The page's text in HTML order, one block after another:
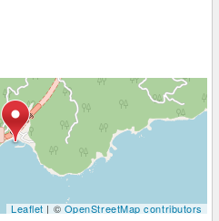
Leaflet| ©OpenStreetMap contributors